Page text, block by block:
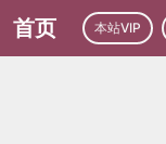
首页 本站VIP